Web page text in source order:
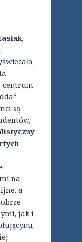
,
–
–
centrum
są
na
a
jak i
–